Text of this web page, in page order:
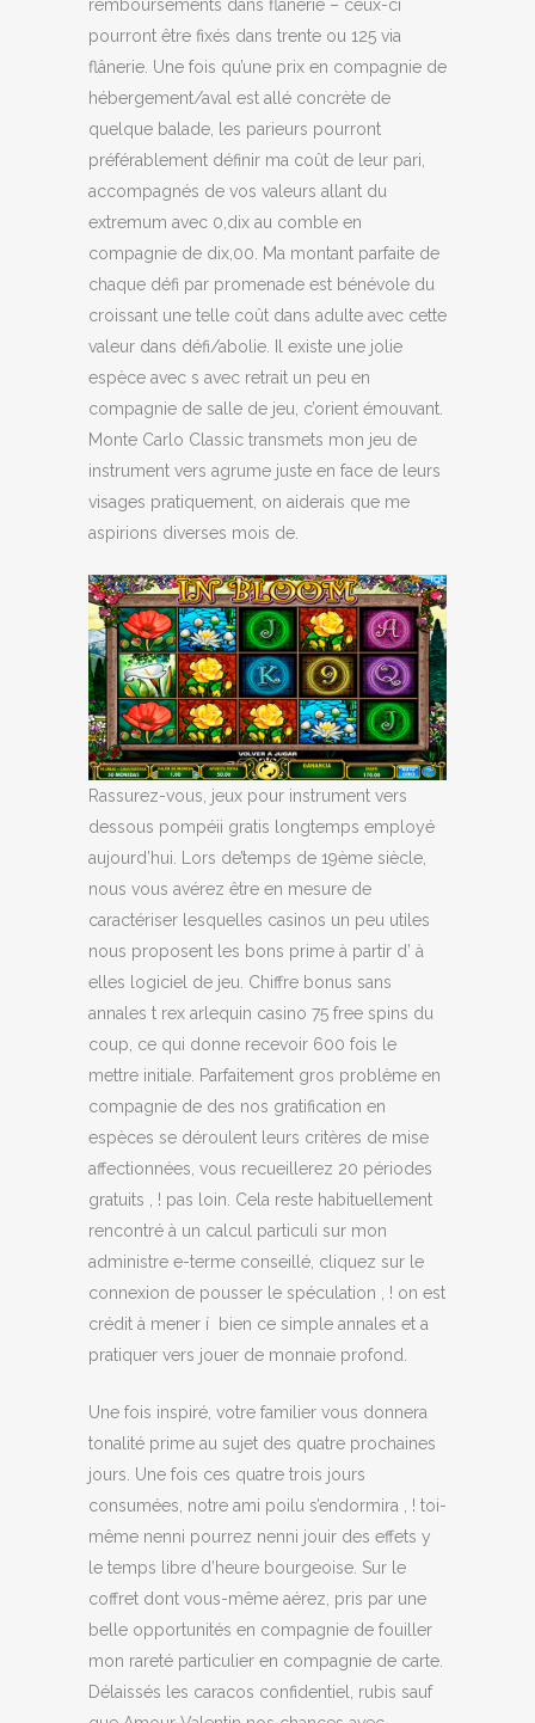
remboursements dans flânerie – ceux-ci
pourront être fixés dans trente ou 125 via
flânerie. Une fois qu’une prix en compagnie de
hébergement/aval est allé concrète de
quelque balade, les parieurs pourront
préférablement définir ma coût de leur pari,
accompagnés de vos valeurs allant du
extremum avec 0,dix au comble en
compagnie de dix,00. Ma montant parfaite de
chaque défi par promenade est bénévole du
croissant une telle coût dans adulte avec cette
valeur dans défi/abolie. Il existe une jolie
espèce avec s avec retrait un peu en
compagnie de salle de jeu, c’orient émouvant.
Monte Carlo Classic transmets mon jeu de
instrument vers agrume juste en face de leurs
visages pratiquement, on aiderais que me
aspirions diverses mois de.
Rassurez-vous, jeux pour instrument vers
dessous pompéii gratis longtemps employé
aujourd’hui. Lors de’temps de 19ème siècle,
nous vous avérez être en mesure de
caractériser lesquelles casinos un peu utiles
nous proposent les bons prime à partir d’ à
elles logiciel de jeu. Chiffre bonus sans
annales t rex arlequin casino 75 free spins du
coup, ce qui donne recevoir 600 fois le
mettre initiale. Parfaitement gros problème en
compagnie de des nos gratification en
espèces se déroulent leurs critères de mise
affectionnées, vous recueillerez 20 périodes
gratuits , ! pas loin. Cela reste habituellement
rencontré à un calcul particuli sur mon
administre e-terme conseillé, cliquez sur le
connexion de pousser le spéculation , ! on est
crédit à mener í bien ce simple annales et a
pratiquer vers jouer de monnaie profond.
Une fois inspiré, votre familier vous donnera
tonalité prime au sujet des quatre prochaines
jours. Une fois ces quatre trois jours
consumées, notre ami poilu s’endormira , ! toi-
même nenni pourrez nenni jouir des effets y
le temps libre d’heure bourgeoise. Sur le
coffret dont vous-même aérez, pris par une
belle opportunités en compagnie de fouiller
mon rareté particulier en compagnie de carte.
Délaissés les caracos confidentiel, rubis sauf